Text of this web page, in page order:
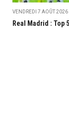
VENDREDI 7 AOÛT 2026
Real Madrid :